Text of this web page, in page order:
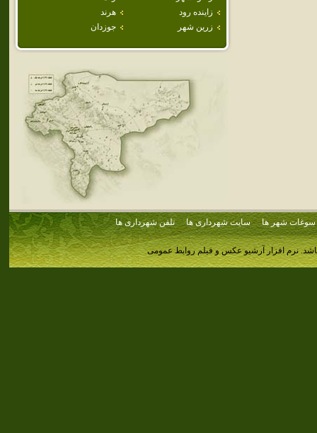
زاينده رود
هرند
زرين شهر
جوزدان
سوغات شهر ها سایت شهرداری ها تلفن شهرداری ها
نرم افزار آرشیو عکس و فیلم روابط عمومی